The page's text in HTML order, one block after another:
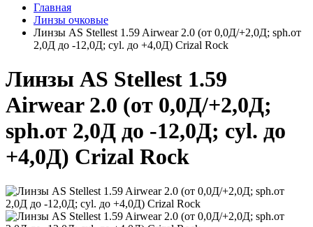
Главная
Линзы очковые
Линзы AS Stellest 1.59 Airwear 2.0 (от 0,0Д/+2,0Д; sph.от
2,0Д до -12,0Д; cyl. до +4,0Д) Crizal Rock
Линзы AS Stellest 1.59
Airwear 2.0 (от 0,0Д/+2,0Д;
sph.от 2,0Д до -12,0Д; cyl. до
+4,0Д) Crizal Rock